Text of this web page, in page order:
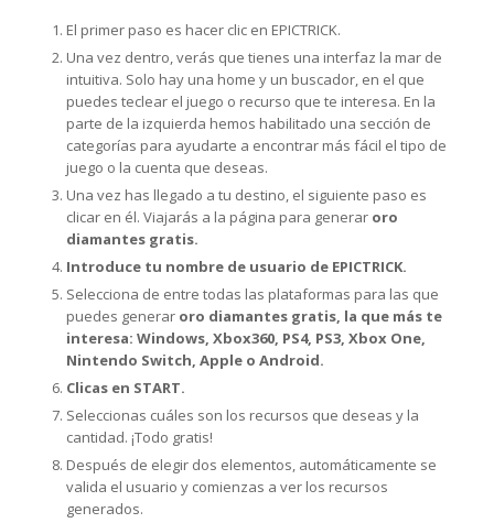
El primer paso es hacer clic en EPICTRICK.
Una vez dentro, verás que tienes una interfaz la mar de
intuitiva. Solo hay una home y un buscador, en el que
puedes teclear el juego o recurso que te interesa. En la
parte de la izquierda hemos habilitado una sección de
categorías para ayudarte a encontrar más fácil el tipo de
juego o la cuenta que deseas.
Una vez has llegado a tu destino, el siguiente paso es
clicar en él. Viajarás a la página para generar oro
diamantes gratis.
Introduce tu nombre de usuario de EPICTRICK.
Selecciona de entre todas las plataformas para las que
puedes generar oro diamantes gratis, la que más te
interesa: Windows, Xbox360, PS4, PS3, Xbox One,
Nintendo Switch, Apple o Android.
Clicas en START.
Seleccionas cuáles son los recursos que deseas y la
cantidad. ¡Todo gratis!
Después de elegir dos elementos, automáticamente se
valida el usuario y comienzas a ver los recursos
generados.